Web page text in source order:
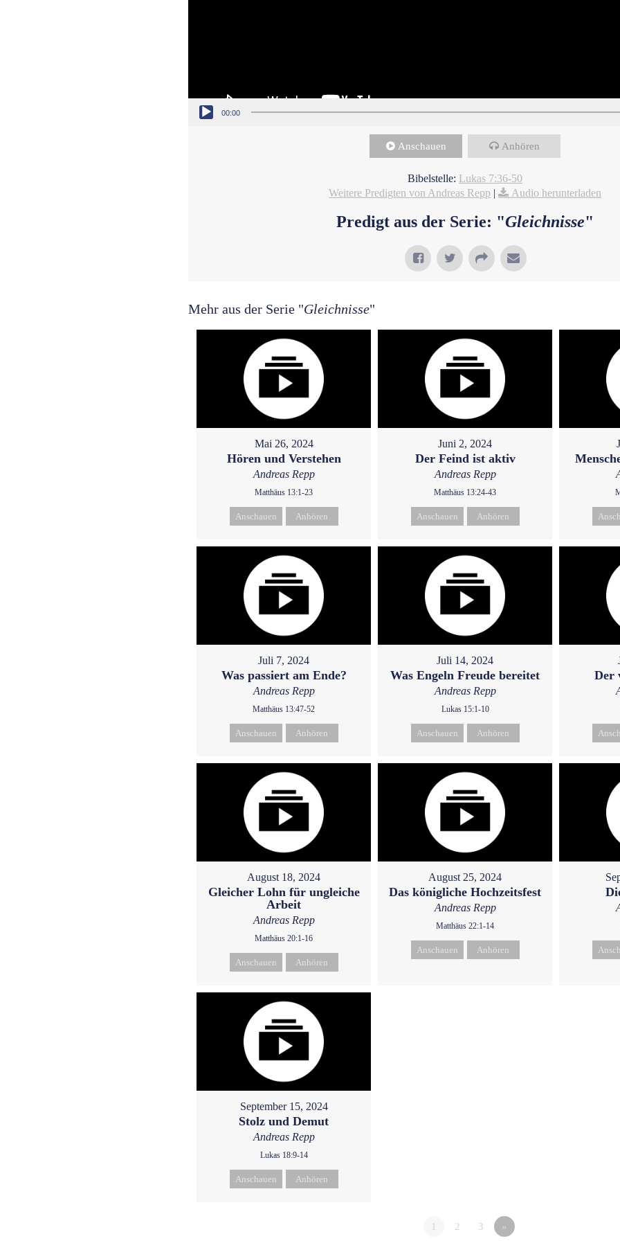
00:00
Anschauen Anhören
Bibelstelle: Lukas 7:36-50
Weitere Predigten von Andreas Repp | Audio herunterladen
Predigt aus der Serie: "Gleichnisse"
Mehr aus der Serie "Gleichnisse"
Mai 26, 2024
Hören und Verstehen
Andreas Repp
Matthäus 13:1-23
Anschauen Anhören
Juni 2, 2024
Der Feind ist aktiv
Andreas Repp
Matthäus 13:24-43
Anschauen Anhören
Juli 7, 2024
Was passiert am Ende?
Andreas Repp
Matthäus 13:47-52
Anschauen Anhören
Juli 14, 2024
Was Engeln Freude bereitet
Andreas Repp
Lukas 15:1-10
Anschauen Anhören
Der
August 18, 2024
Gleicher Lohn für ungleiche
Arbeit
Andreas Repp
Matthäus 20:1-16
Anschauen Anhören
August 25, 2024
Das königliche Hochzeitsfest
Andreas Repp
Matthäus 22:1-14
Anschauen Anhören
September 15, 2024
Stolz und Demut
Andreas Repp
Lukas 18:9-14
Anschauen Anhören
1 2 3 »